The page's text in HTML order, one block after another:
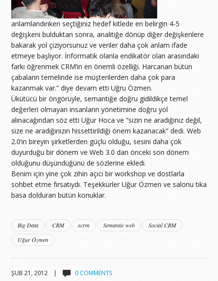
anlamlandırıken seçtiğiniz hedef kitlede en belirgin 4-5
değişkeni bulduktan sonra, analitiğe dönüp diğer değişkenlere
bakarak yol çiziyorsunuz ve veriler daha çok anlam ifade
etmeye başlıyor. İnformatik olanla endikatör olan arasındaki
farkı öğrenmek CRM’in en önemli özelliği. Harcanan bütün
çabaların temelinde ise müşterilerden daha çok para
kazanmak var.” diye devam etti Uğru Özmen.
Ükütücü bir öngörüyle, semantiğe doğru gidildikçe temel
değerleri olmayan insanların yönetimine doğru yol
alınacağından söz etti Uğur Hoca ve “sizin ne aradığınız değil,
size ne aradığınızın hissettirildiği önem kazanacak” dedi. Web
2.0’ın bireyin şirketlerden güçlü olduğu, sesini daha çok
duyurduğu bir dönem ve Web 3.0 dan önceki son dönem
olduğunu düşündüğünü de sözlerine ekledi.
Benim için yine çok zihin açıcı bir workshop ve dostlarla
sohbet etme fırsatıydı. Teşekkürler Uğur Özmen ve salonu tıka
basa dolduran bütün konuklar.
Big Data CRM scrm Semantic web
Social CRM
Uğur Özmen
ŞUB 21, 2012 | 0 COMMENTS